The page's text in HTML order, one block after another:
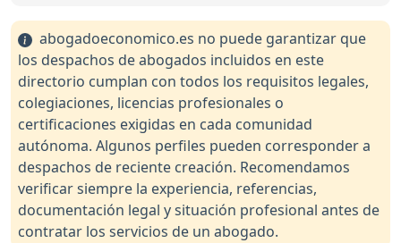
abogadoeconomico.es no puede garantizar que
los despachos de abogados incluidos en este
directorio cumplan con todos los requisitos legales,
colegiaciones, licencias profesionales o
certificaciones exigidas en cada comunidad
autónoma. Algunos perfiles pueden corresponder a
despachos de reciente creación. Recomendamos
verificar siempre la experiencia, referencias,
documentación legal y situación profesional antes de
contratar los servicios de un abogado.